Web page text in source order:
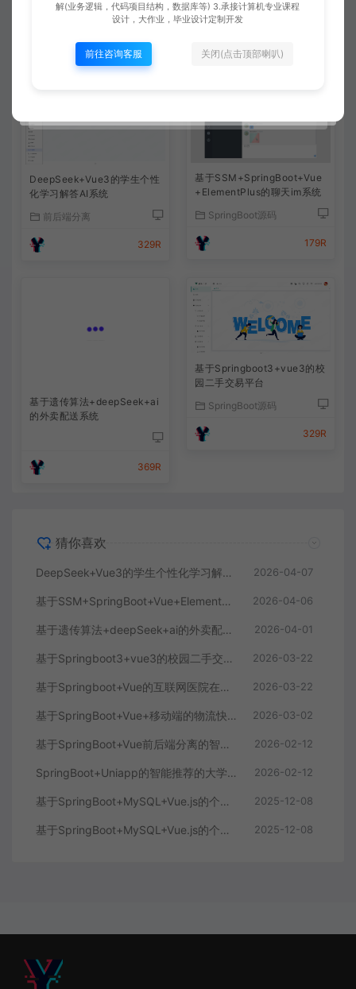
相关文章
DeepSeek+Vue3的学生个性
化学习解答AI系统
前后端分离
329R
基于SSM+SpringBoot+Vue
+ElementPlus的聊天im系统
SpringBoot源码
179R
基于遗传算法+deepSeek+ai
的外卖配送系统
369R
基于Springboot3+vue3的校
园二手交易平台
SpringBoot源码
329R
猜你喜欢
DeepSeek+Vue3的学生个性化学习解答AI系统 2026-04-07
基于SSM+SpringBoot+Vue+ElementPlus的聊天im系统 2026-04-06
基于遗传算法+deepSeek+ai的外卖配送系统 2026-04-01
基于Springboot3+vue3的校园二手交易平台 2026-03-22
基于Springboot+Vue的互联网医院在线问诊系统 2026-03-22
基于SpringBoot+Vue+移动端的物流快递系统 2026-03-02
基于SpringBoot+Vue前后端分离的智能知识库问答系统 2026-02-12
SpringBoot+Uniapp的智能推荐的大学生社交平台 2026-02-12
基于SpringBoot+MySQL+Vue.js的个人健康管理系统(附论文) 2025-12-08
基于SpringBoot+MySQL+Vue.js的个性化推荐电商系统(附论文) 2025-12-08
解(业务逻辑，代码项目结构，数据库等) 3.承接计算机专业课程
设计，大作业，毕业设计定制开发
前往咨询客服 关闭(点击顶部喇叭)